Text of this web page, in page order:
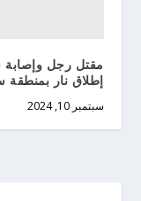
مقتل رجل
إطلاق نار بمنطقة
سبتمبر 10, 2024